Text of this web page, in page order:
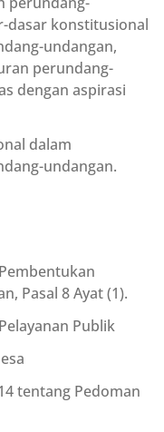
dasar konstitusional
undangan,
perundang-
dengan aspirasi
dalam
undangan.
Pasal 8 Ayat (1).
Publik
tentang Pedoman